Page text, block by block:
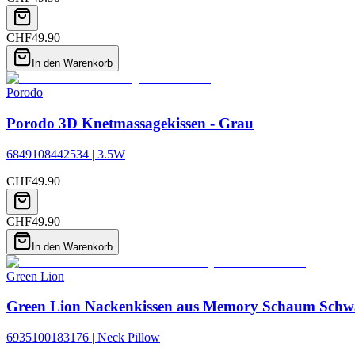
CHF49.90
In den Warenkorb
Porodo
Porodo 3D Knetmassagekissen - Grau
6849108442534 | 3.5W
CHF49.90
CHF49.90
In den Warenkorb
Green Lion
Green Lion Nackenkissen aus Memory Schaum
6935100183176 | Neck Pillow